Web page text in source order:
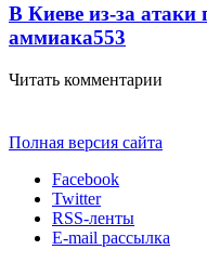
В Киеве из-за атаки
аммиака553
Читать комментарии
Полная версия сайта
Facebook
Twitter
RSS-ленты
E-mail рассылка